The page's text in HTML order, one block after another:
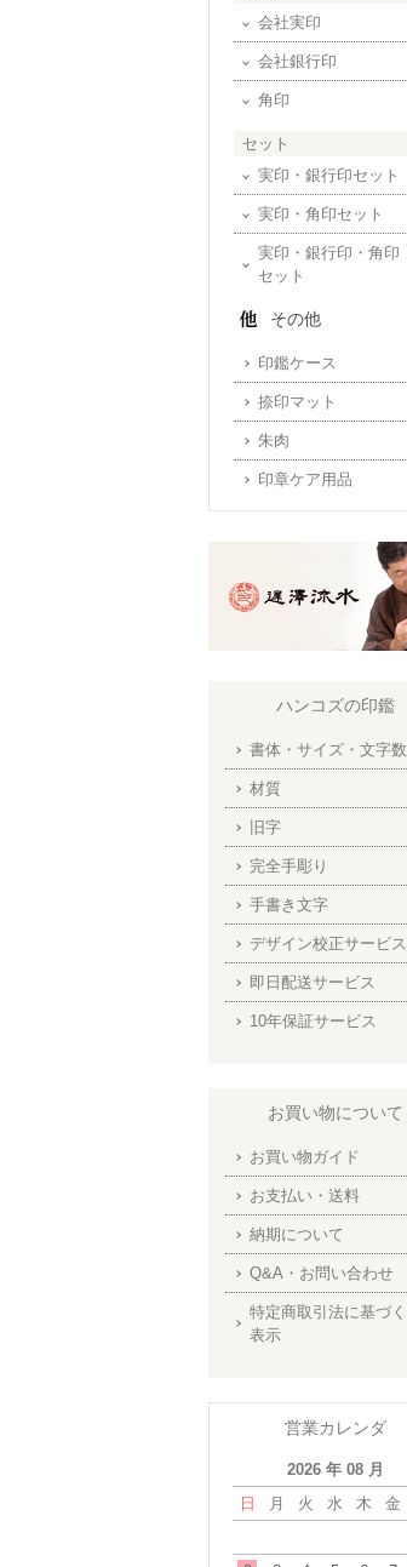
会社実印
会社銀行印
角印
セット
実印・銀行印セット
実印・角印セット
実印・銀行印・角印
セット
その他
印鑑ケース
捺印マット
朱肉
印章ケア用品
ハンコズの印鑑
書体・サイズ・文字数
材質
旧字
完全手彫り
手書き文字
デザイン校正サービス
即日配送サービス
10年保証サービス
お買い物について
お買い物ガイド
お支払い・送料
納期について
Q&A・お問い合わせ
特定商取引法に基づく
表示
営業カレンダ
2026 年 08 月
日
月 火 水 木 金